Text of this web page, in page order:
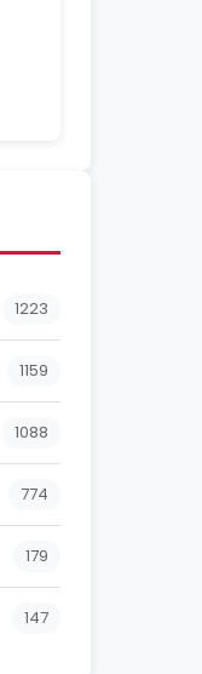
1223
1159
1088
774
179
147